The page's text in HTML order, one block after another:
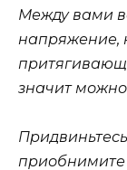
Между вами
напряжение,
значит можно
приобнимите